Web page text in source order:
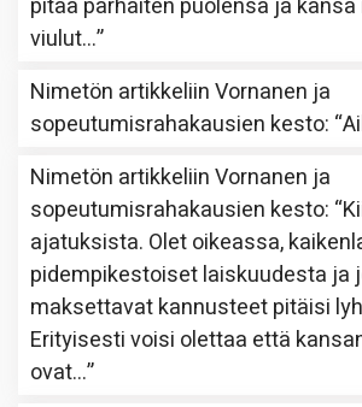
pitää parhaiten puolensa ja
viulut…”
Nimetön artikkeliinVornanen ja
sopeutumisrahakausien kesto: “
Nimetön artikkeliinVornanen ja
sopeutumisrahakausien kesto: “
ajatuksista. Olet oikeassa,
pidempikestoiset laiskuudesta ja
maksettavat kannusteet pitäisi
Erityisesti voisi olettaa että
ovat…”